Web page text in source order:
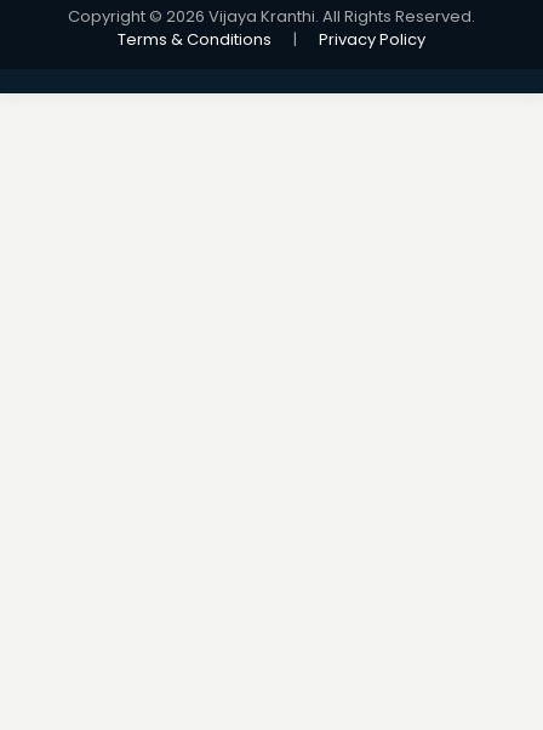
Copyright © 2026 Vijaya Kranthi. All Rights Reserved.
Terms & Conditions
| Privacy Policy